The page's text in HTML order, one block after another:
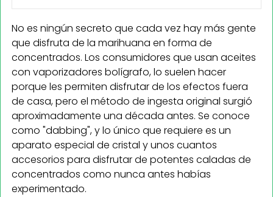
No es ningún secreto que cada vez hay más gente
que disfruta de la marihuana en forma de
concentrados. Los consumidores que usan aceites
con vaporizadores bolígrafo, lo suelen hacer
porque les permiten disfrutar de los efectos fuera
de casa, pero el método de ingesta original surgió
aproximadamente una década antes. Se conoce
como "dabbing", y lo único que requiere es un
aparato especial de cristal y unos cuantos
accesorios para disfrutar de potentes caladas de
concentrados como nunca antes habías
experimentado.